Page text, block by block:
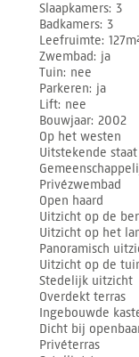
Slaapkamers 3
Badkamers 3
Leefruimte
Zwembad ja
Tuin nee
Parkeren ja
Lift nee
Bouwjaar 2002
Op het westen
Uitstekende staat
Privézwembad
Open haard
Uitzicht op de
Uitzicht op het
Panoramisch
Uitzicht op de
Stedelijk uitzicht
Overdekt terras
Ingebouwde
Dicht bij
Privéterras